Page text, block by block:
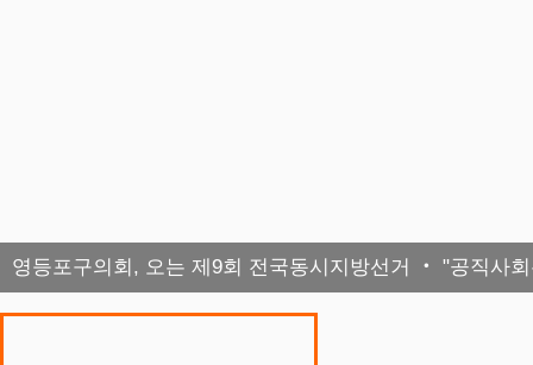
영등포구의회, 오는 제9회 전국동시지방선거 ‧ "공직사